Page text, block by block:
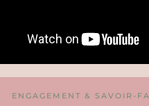
ENGAGEMENT & SAVOIR-